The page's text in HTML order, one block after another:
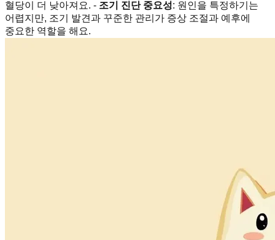
혈당이 더 낮아져요. - 조기 진단 중요성: 원인을 특정하기는
어렵지만, 조기 발견과 꾸준한 관리가 증상 조절과 예후에
중요한 역할을 해요.